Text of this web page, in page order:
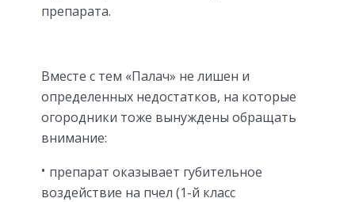
препарата.
Вместе с тем «Палач» не лишен и
определенных недостатков, на которые
огородники тоже вынуждены обращать
внимание:
препарат оказывает губительное
воздействие на пчел (1-й класс